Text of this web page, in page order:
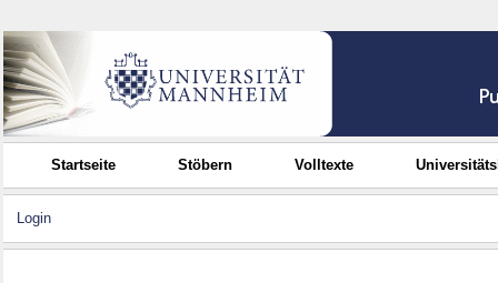
Startseite Stöbern Volltexte
Login